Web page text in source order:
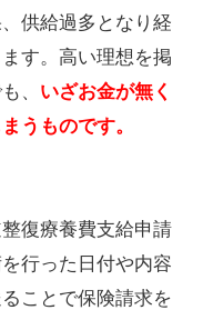
供給過多となり経
す。高い理想を掲
、 いざお金が無く
うものです。
復療養費支給申請
行った日付や内容
ことで保険請求を